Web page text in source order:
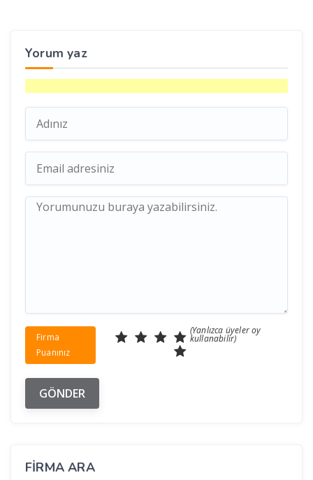
Yorum yaz
Firma
Puanınız
(Yanlızca üyeler oy
kullanabilir)
FIRMA ARA